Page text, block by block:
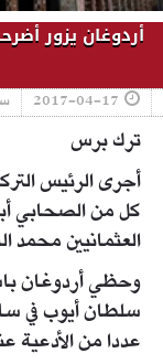
أردوغان يزور
2017-04-17
ترك برس
أجرى الرئيس
كل من الصحابي
العثمانيين محمد
وحظي أردوغان
سلطان أيوب في
عددا من الأدعية